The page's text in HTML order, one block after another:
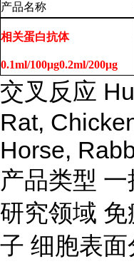
产品名称
相关蛋白抗体
0.1ml/100μg0.2ml/200μg
交叉反应
Rat,
Horse,
产品类型 一
研究领域 免
子 细胞表面